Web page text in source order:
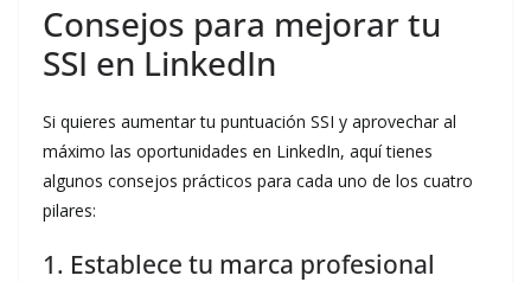
Consejos para mejorar tu
SSI en LinkedIn
Si quieres aumentar tu puntuación SSI y aprovechar al
máximo las oportunidades en LinkedIn, aquí tienes
algunos consejos prácticos para cada uno de los cuatro
pilares:
1. Establece tu marca profesional